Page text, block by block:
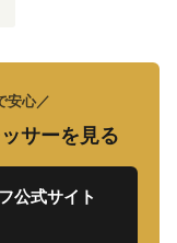
安心／
サーを見る
公式サイト